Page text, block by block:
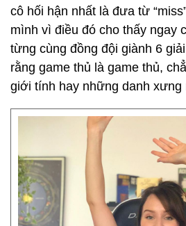
cô hối hận nhất là đưa từ
mình vì điều đó cho thấy ngay
từng cùng đồng đội giành 6
rằng game thủ là game thủ,
giới tính hay những danh xưng